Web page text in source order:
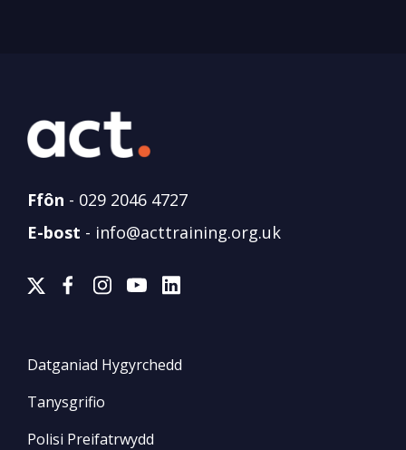
Ffôn - 029 2046 4727
E-bost - info@acttraining.org.uk
Datganiad Hygyrchedd
Tanysgrifio
Polisi Preifatrwydd